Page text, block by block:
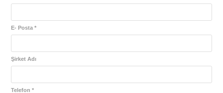
E- Posta *
Şirket Adı
Telefon *